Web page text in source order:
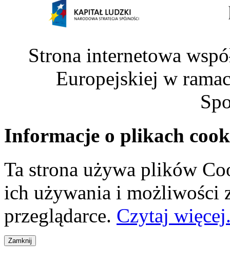
Strona internetowa
Europejskiej w
Informacje o plikach
Ta strona używa plików
ich używania i możliwości
przeglądarce. Czytaj